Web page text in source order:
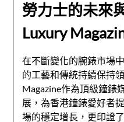
勞力士的未來
Luxury
在不斷變化的腕錶市場
的工藝和傳統持續保持
Magazine作為頂級鐘錶
展，為香港鐘錶愛好者
場的穩定增長，更印證